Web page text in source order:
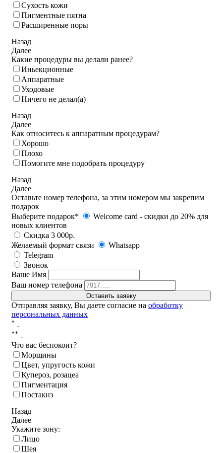
Сухость кожи
Пигментные пятна
Расширенные поры
Назад
Далее
Какие процедуры вы делали ранее?
Иньекционные
Аппаратные
Уходовые
Ничего не делал(а)
Назад
Далее
Как относитесь к аппаратным процедурам?
Хорошо
Плохо
Помогите мне подобрать процедуру
Назад
Далее
Оставьте номер телефона, за этим номером мы закрепим
подарок
Выберите подарок*
Welcome card - cкидки до 20% для
новых клиентов
Скидка 3 000р.
Желаемый формат связи
Whatsapp
Telegram
Звонок
Ваше Имя
Ваш номер телефона
Отправляя заявку, Вы даете согласие на обработку
персональных данных
* -
** -
Что вас беспокоит?
Морщины
Цвет, упругость кожи
Купероз, розацеа
Пигментация
Постакнэ
Назад
Далее
Укажите зону:
Лицо
Шея